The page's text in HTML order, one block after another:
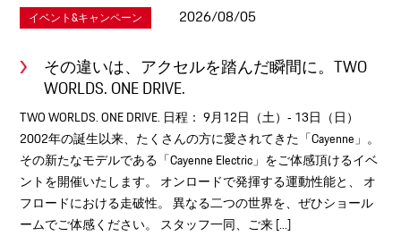
イベント&キャンペーン 2026/08/05
その違いは、アクセルを踏んだ瞬間に。TWO
WORLDS. ONE DRIVE.
TWO WORLDS. ONE DRIVE. 日程： 9月12日（土）‐ 13日（日）
2002年の誕生以来、たくさんの方に愛されてきた「Cayenne」。
その新たなモデルである「Cayenne Electric」をご体感頂けるイベ
ントを開催いたします。 オンロードで発揮する運動性能と、 オ
フロードにおける走破性。 異なる二つの世界を、ぜひショール
ームでご体感ください。 スタッフ一同、ご来 [...]